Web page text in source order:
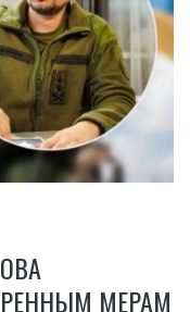
МЕРАМ